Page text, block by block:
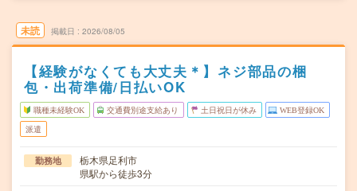
未読 掲載日 2026/08/05
【経験がなくても大丈夫＊】ネジ部品の梱
包・出荷準備/日払いOK
職種未経験OK 交通費別途支給あり 土日祝日が休み WEB登録OK
派遣
勤務地
栃木県足利市
県駅から徒歩3分